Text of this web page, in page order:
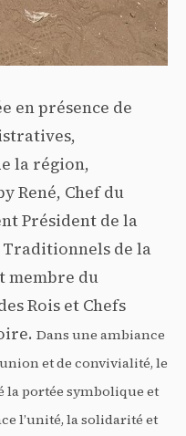
en présence de
la région,
René, Chef du
Président de la
Traditionnels de la
membre du
Rois et Chefs
Dans une ambiance
et de convivialité, le
la portée symbolique et
l’unité, la solidarité et